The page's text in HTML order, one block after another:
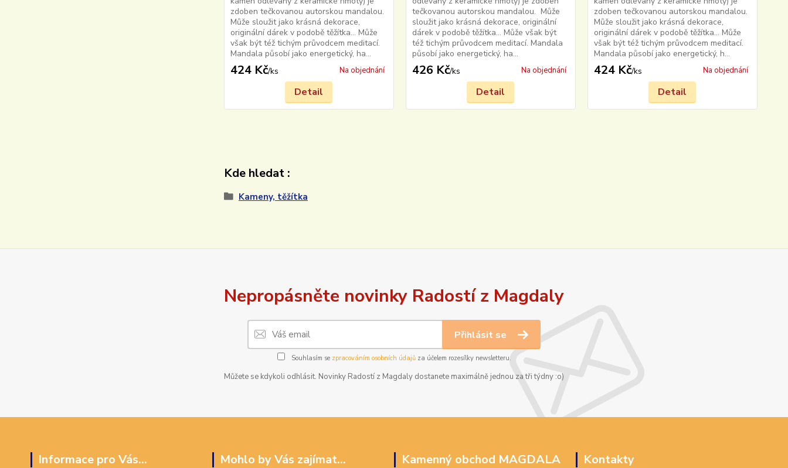
zdoben tečkovanou autorskou mandalou.
Může sloužit jako krásná dekorace,
originální dárek v podobě těžítka... Může
však být též tichým průvodcem meditací.
Mandala působí jako energetický, ha...
424 Kč/ks Na objednání
Detail
tečkovanou autorskou mandalou. Může
sloužit jako krásná dekorace, originální
dárek v podobě těžítka... Může však být
též tichým průvodcem meditací. Mandala
působí jako energetický, ha...
426 Kč/ks Na objednání
Detail
zdoben tečkovanou autorskou mandalou.
Může sloužit jako krásná dekorace,
originální dárek v podobě těžítka... Může
však být též tichým průvodcem meditací.
Mandala působí jako energetický, h...
424 Kč/ks Na objednání
Detail
Kde hledat :
Kameny, těžítka
Nepropásněte novinky Radostí z Magdaly
Přihlásit se
Souhlasím se zpracováním osobních údajůza účelem rozesílky newsletteru.
Můžete se kdykoli odhlásit. Novinky Radostí z Magdaly dostanete maximálně jednou za tři týdny :o)
Informace pro Vás... Mohlo by Vás zajímat... Kamenný obchod MAGDALA Kontakty